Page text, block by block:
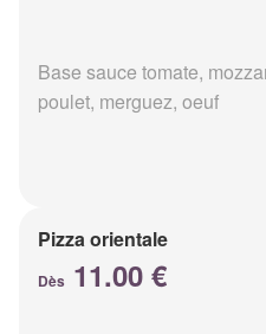
Base sauce tomate,
poulet, merguez, oeuf
Pizza orientale
Dès 11.00 €